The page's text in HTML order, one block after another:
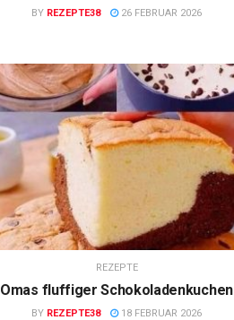
BY REZEPTE38 26 FEBRUAR 2026
REZEPTE
Omas fluffiger Schokoladenkuchen
BY REZEPTE38 18 FEBRUAR 2026